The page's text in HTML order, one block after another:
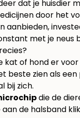
dat je huisdier
door het
met je neus
of hond er
beste zien als
bij zich.
die de
aan de halsband